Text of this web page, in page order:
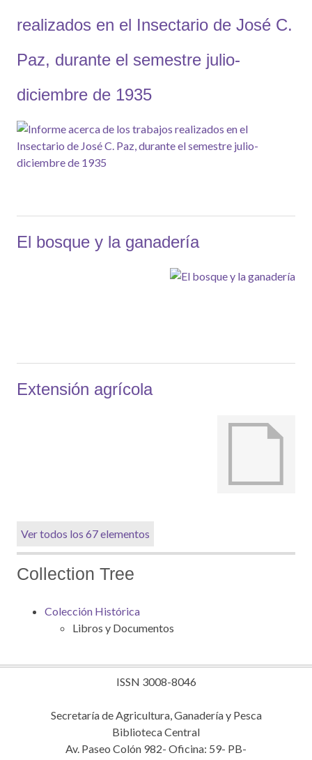
realizados en el Insectario de José C.
Paz, durante el semestre julio-
diciembre de 1935
El bosque y la ganadería
Extensión agrícola
Ver todos los 67 elementos
Collection Tree
Colección Histórica
Libros y Documentos
ISSN 3008-8046
Secretaría de Agricultura, Ganadería y Pesca
Biblioteca Central
Av. Paseo Colón 982- Oficina: 59- PB-